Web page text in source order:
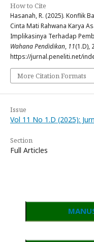
How to Cite
Hasanah, R. (2025). Konflik
Cinta Mati Rahwana Karya
Implikasinya Terhadap
Wahana Pendidikan, 11(1.D),
https://jurnal.peneliti.net/
More Citation Formats
Issue
Vol 11 No 1.D (2025):
Section
Full Articles